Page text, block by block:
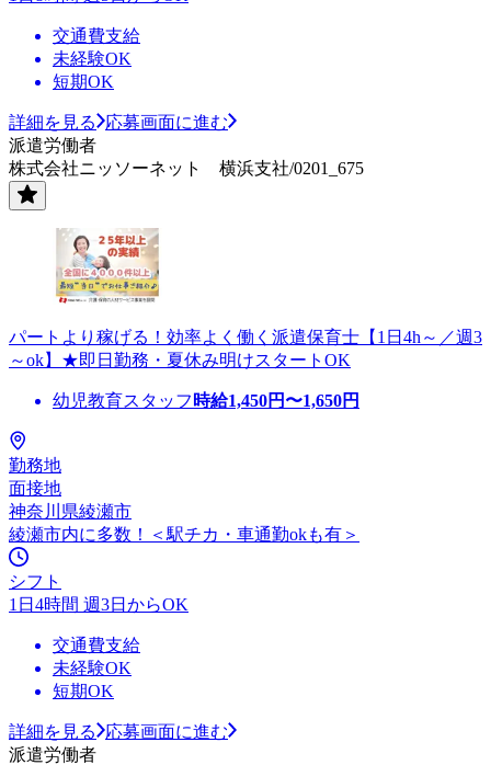
交通費支給
未経験OK
短期OK
詳細を見る
応募画面に進む
派遣労働者
株式会社ニッソーネット 横浜支社/0201_675
パートより稼げる！効率よく働く派遣保育士【1日4h～／週3
～ok】★即日勤務・夏休み明けスタートOK
幼児教育スタッフ 時給1,450円〜1,650円
勤務地
面接地
神奈川県綾瀬市
綾瀬市内に多数！＜駅チカ・車通勤okも有＞
シフト
1日4時間 週3日からOK
交通費支給
未経験OK
短期OK
詳細を見る
応募画面に進む
派遣労働者